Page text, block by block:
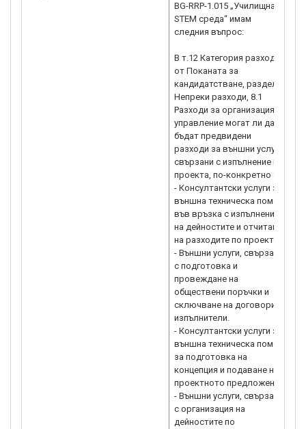
BG-RRP-1.015 „Училищна
STEM среда“ имам
следния въпрос:
В т.12 Категория разходи
от Поканата за
кандидатстване, раздел IV
Непреки разходи, 8.1
Разходи за организация и
управление могат ли да
бъдат предвидени
разходи за външни услуги,
свързани с изпълнение на
проекта, по-конкретно за:
- Консултантски услуги за
външна техническа помощ
във връзка с изпълнение
на дейностите и отчитане
на разходите по проекта.
- Външни услуги, свързани
с подготовка и
провеждане на
обществени поръчки и
сключване на договори с
изпълнители.
- Консултантски услуги за
външна техническа помощ
за подготовка на
концепция и подаване на
проектното предложение
- Външни услуги, свързани
с организация на
дейностите по